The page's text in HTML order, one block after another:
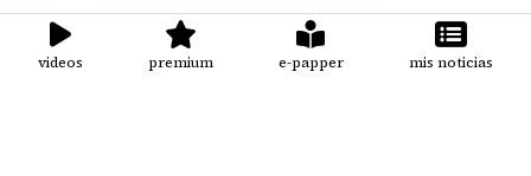
videos premium e-papper mis noticias